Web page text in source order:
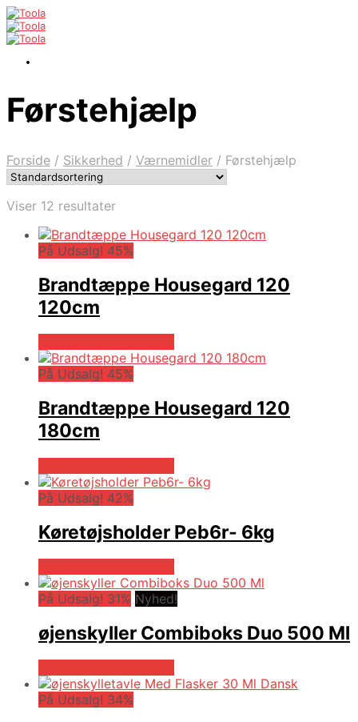
Førstehjælp
Forside / Sikkerhed / Værnemidler / Førstehjælp
Viser 12 resultater
På Udsalg! 45%
Brandtæppe Housegard 120
120cm
På Udsalg! 45%
Brandtæppe Housegard 120
180cm
På Udsalg! 42%
Køretøjsholder Peb6r- 6kg
På Udsalg! 31% Nyhed!
øjenskyller Combiboks Duo 500 Ml
På Udsalg! 34%